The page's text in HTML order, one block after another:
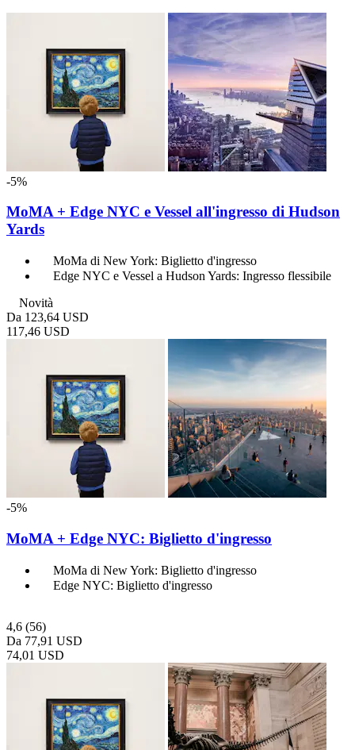
-5%
MoMA + Edge NYC e Vessel all'ingresso di Hudson
Yards
MoMa di New York: Biglietto d'ingresso
Edge NYC e Vessel a Hudson Yards: Ingresso flessibile
Novità
Da 123,64 USD
117,46 USD
-5%
MoMA + Edge NYC: Biglietto d'ingresso
MoMa di New York: Biglietto d'ingresso
Edge NYC: Biglietto d'ingresso
4,6 (56)
Da 77,91 USD
74,01 USD